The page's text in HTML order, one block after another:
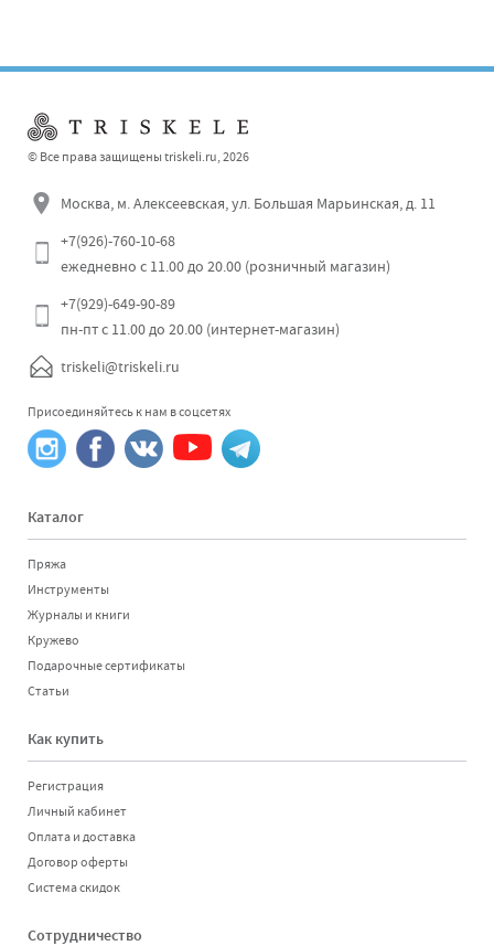
Отправить
© Все права защищены triskeli.ru, 2026
Москва, м. Алексеевская, ул. Большая Марьинская, д. 11
+7(926)-760-10-68
ежедневно с 11.00 до 20.00 (розничный магазин)
+7(929)-649-90-89
пн-пт с 11.00 до 20.00 (интернет-магазин)
triskeli@triskeli.ru
Присоединяйтесь к нам в соцсетях
Каталог
Пряжа
Инструменты
Журналы и книги
Кружево
Подарочные сертификаты
Статьи
Как купить
Регистрация
Личный кабинет
Оплата и доставка
Договор оферты
Система скидок
Сотрудничество